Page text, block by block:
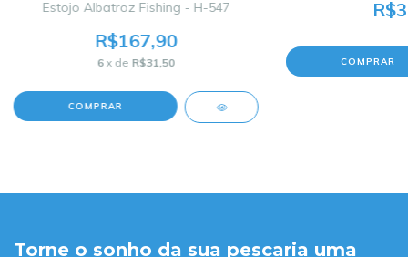
Estojo Albatroz Fishing - H-547
R$167,90
6 x de R$31,50
Torne o sonho da sua pescaria uma